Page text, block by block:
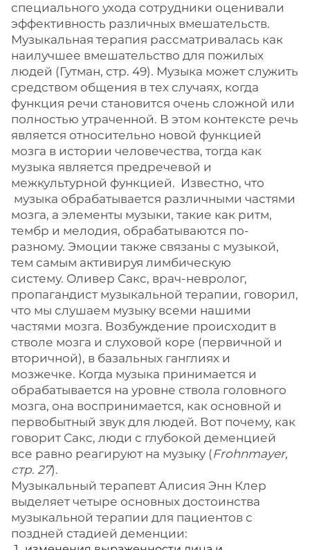
специального ухода сотрудники оценивали
эффективность различных вмешательств.
Музыкальная терапия рассматривалась как
наилучшее вмешательство для пожилых
людей (Гутман, стр. 49). Музыка может служить
средством общения в тех случаях, когда
функция речи становится очень сложной или
полностью утраченной. В этом контексте речь
является относительно новой функцией
мозга в истории человечества, тогда как
музыка является предречевой и
межкультурной функцией. Известно, что
музыка обрабатывается различными частями
мозга, а элементы музыки, такие как ритм,
тембр и мелодия, обрабатываются по-
разному. Эмоции также связаны с музыкой,
тем самым активируя лимбическую
систему. Оливер Сакс, врач-невролог,
пропагандист музыкальной терапии, говорил,
что мы слушаем музыку всеми нашими
частями мозга. Возбуждение происходит в
стволе мозга и слуховой коре (первичной и
вторичной), в базальных ганглиях и
мозжечке. Когда музыка принимается и
обрабатывается на уровне ствола головного
мозга, она воспринимается, как основной и
первобытный звук для людей. Вот почему, как
говорит Сакс, люди с глубокой деменцией
все равно реагируют на музыку (Frohnmayer,
стр. 27).
Музыкальный терапевт Алисия Энн Клер
выделяет четыре основных достоинства
музыкальной терапии для пациентов с
поздней стадией деменции: